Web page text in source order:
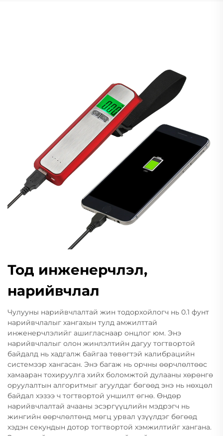
Тод инженерчлэл,
нарийвчлал
Чулууны нарийвчлалтай жин тодорхойлогч нь 0.1 фунт
нарийвчлалыг хангахын тулд амжилттай
инженерчлэлийг ашигласнаар онцлог юм. Энэ
нарийвчлалыг олон жинлэлтийн дагуу тогтвортой
байдалд нь хадгалж байгаа төвөгтэй калибрацийн
системээр хангасан. Энэ багаж нь орчны өөрчлөлтөөс
хамааран тохируулга хийх боломжтой дулааны хөрөнгө
оруулалтын алгоритмыг агуулдаг бөгөөд энэ нь нөхцөл
байдал хэзээ ч тогтвортой уншилт өгнө. Өндөр
нарийвчлалтай ачааны эсэргүүцлийн мэдрэгч нь
жингийн өөрчлөлтөнд мөгц урвал үзүүлдэг бөгөөд
хэдэн секундын дотор тогтвортой хэмжилтийг хангана.